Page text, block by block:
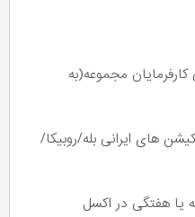
مجموعه(به
های ایرانی بله/روبیکا/
یا هفتگی در اکسل